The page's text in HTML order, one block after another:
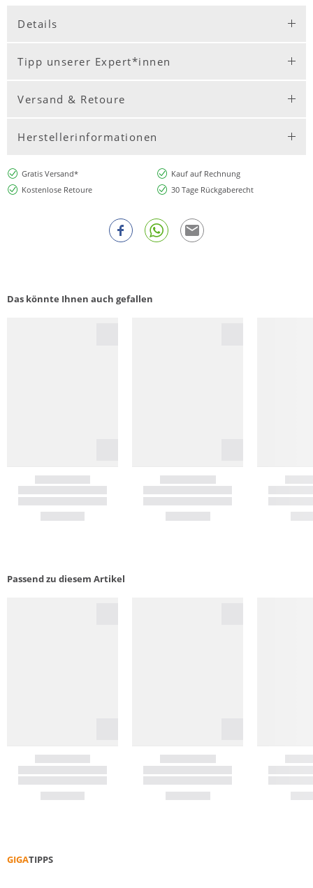
Details
Tipp unserer Expert*innen
Versand & Retoure
Herstellerinformationen
Gratis Versand*
Kauf auf Rechnung
Kostenlose Retoure
30 Tage Rückgaberecht
Das könnte Ihnen auch gefallen
Passend zu diesem Artikel
GIGATIPPS